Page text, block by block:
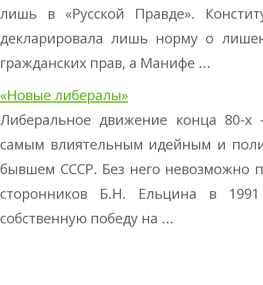
лишь в «Русской Правде».
декларировала лишь норму о
гражданских прав, а Манифе ...
«Новые либералы»
Либеральное движение конца 80-х
самым влиятельным идейным и
бывшем СССР. Без него невозможно
сторонников Б.Н. Ельцина в
собственную победу на ...